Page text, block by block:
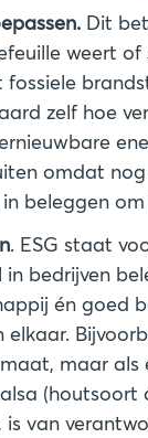
Dit
weert of
zelf hoe
omdat
. ESG staat
bedrijven
én goed
elkaar.
maar
(houtsoort
van